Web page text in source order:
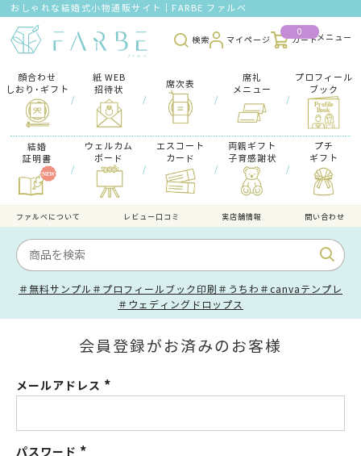
おしゃれな結婚式小物通販サイト｜FARBE ファルベ
検索 マイページ
0
カート
顔合わせ
しおり･ギフト
/
紙 WEB
招待状
/
席次表
/
席礼
メニュー
/
プロフィール
ブック
結婚
証明書
/
ウェルカム
ボード
/
エスコート
カード
/
両親ギフト
子育感謝状
/
プチ
ギフト
ファルべについて レビュー口コミ 実店舗情報 問い合わせ
＃無料サンプル ＃プロフィールブック印刷 ＃うちわ ＃canvaテンプレ
＃ウェディングドロップス
会員登録がお済みのお客様
メールアドレス
パスワード